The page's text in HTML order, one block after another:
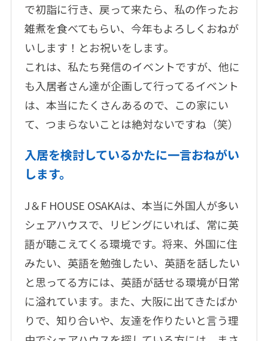
で初詣に行き、戻って来たら、私の作ったお
雑煮を食べてもらい、今年もよろしくおねが
いします！とお祝いをします。
これは、私たち発信のイベントですが、他に
も入居者さん達が企画して行ってるイベント
は、本当にたくさんあるので、この家にい
て、つまらないことは絶対ないですね（笑）
入居を検討しているかたに一言おねがい
します。
J＆F HOUSE OSAKAは、本当に外国人が多い
シェアハウスで、リビングにいれば、常に英
語が聴こえてくる環境です。将来、外国に住
みたい、英語を勉強したい、英語を話したい
と思ってる方には、英語が話せる環境が日常
に溢れています。また、大阪に出てきたばか
りで、知り合いや、友達を作りたいと言う理